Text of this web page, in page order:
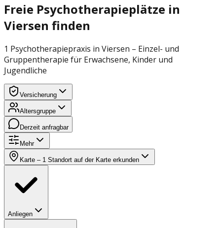
Freie Psychotherapieplätze in
Viersen finden
1 Psychotherapiepraxis in Viersen – Einzel- und
Gruppentherapie für Erwachsene, Kinder und
Jugendliche
Versicherung
Altersgruppe
Derzeit anfragbar
Mehr
Karte – 1 Standort auf der Karte erkunden
Anliegen